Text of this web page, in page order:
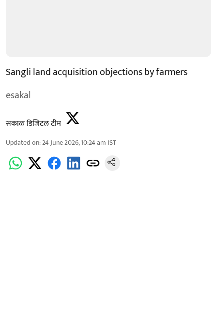
Sangli land acquisition objections by farmers
esakal
सकाळ डिजिटल टीम
Updated on:24 June 2026, 10:24 am IST